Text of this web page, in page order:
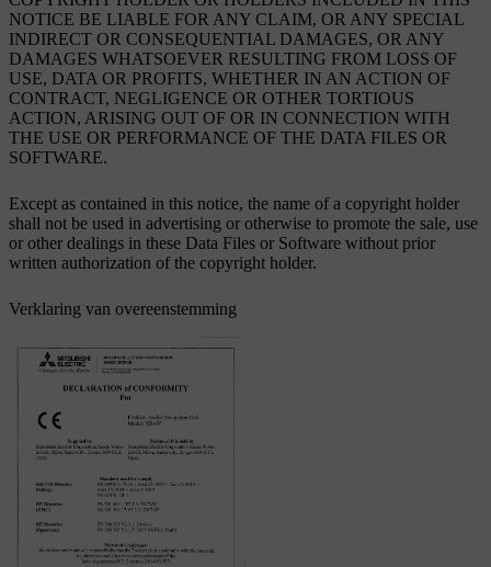
NOTICE BE LIABLE FOR ANY CLAIM, OR ANY SPECIAL
INDIRECT OR CONSEQUENTIAL DAMAGES, OR ANY
DAMAGES WHATSOEVER RESULTING FROM LOSS OF
USE, DATA OR PROFITS, WHETHER IN AN ACTION OF
CONTRACT, NEGLIGENCE OR OTHER TORTIOUS
ACTION, ARISING OUT OF OR IN CONNECTION WITH
THE USE OR PERFORMANCE OF THE DATA FILES OR
SOFTWARE.
Except as contained in this notice, the name of a copyright holder
shall not be used in advertising or otherwise to promote the sale, use
or other dealings in these Data Files or Software without prior
written authorization of the copyright holder.
Verklaring van overeenstemming